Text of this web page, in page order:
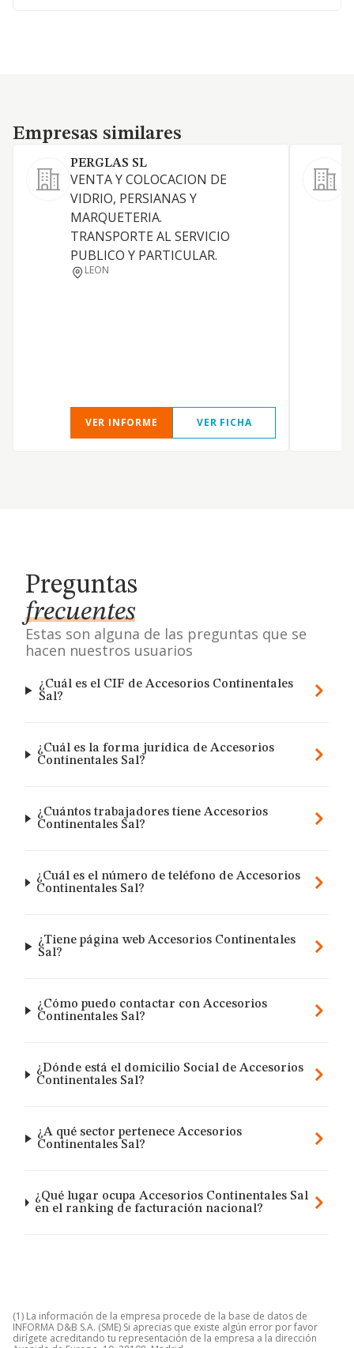
Empresas similares
Empresas similares
PERGLAS SL
VENTA Y COLOCACION DE
VIDRIO, PERSIANAS Y
MARQUETERIA.
TRANSPORTE AL SERVICIO
PUBLICO Y PARTICULAR.
LEON
VER INFORME VER FICHA
Preguntas
frecuentes
Estas son alguna de las preguntas que se
hacen nuestros usuarios
¿Cuál es el CIF de Accesorios Continentales
Sal?
¿Cuál es la forma jurídica de Accesorios
Continentales Sal?
¿Cuántos trabajadores tiene Accesorios
Continentales Sal?
¿Cuál es el número de teléfono de Accesorios
Continentales Sal?
¿Tiene página web Accesorios Continentales
Sal?
¿Cómo puedo contactar con Accesorios
Continentales Sal?
¿Dónde está el domicilio Social de Accesorios
Continentales Sal?
¿A qué sector pertenece Accesorios
Continentales Sal?
¿Qué lugar ocupa Accesorios Continentales Sal
en el ranking de facturación nacional?
(1) La información de la empresa procede de la base de datos de
INFORMA D&B S.A. (SME) Si aprecias que existe algún error por favor
dirígete acreditando tu representación de la empresa a la dirección